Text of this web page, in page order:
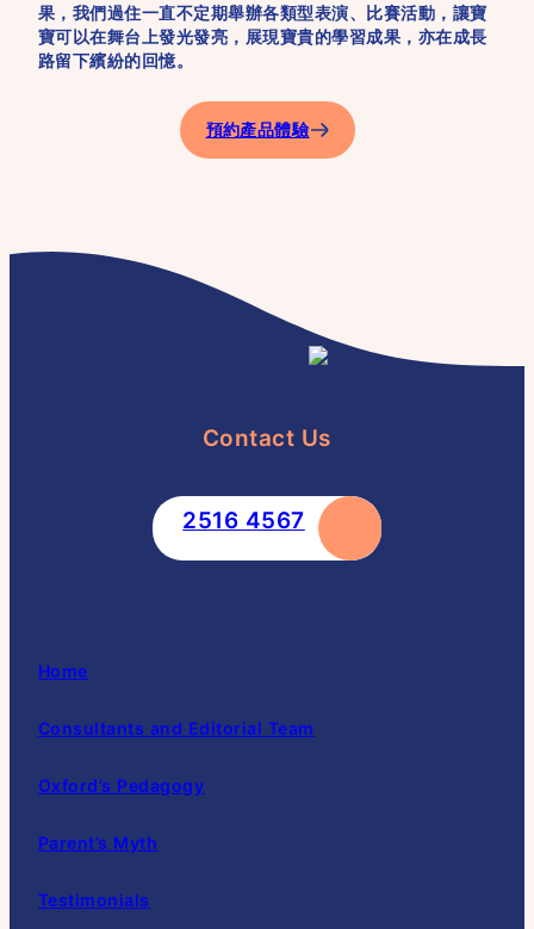
果，我們過住一直不定期舉辦各類型表演、比賽活動，讓寶
寶可以在舞台上發光發亮，展現寶貴的學習成果，亦在成長
路留下繽紛的回憶。
預約產品體驗
Contact Us
2516 4567
Home
Consultants and Editorial Team
Oxford’s Pedagogy
Parent’s Myth
Testimonials